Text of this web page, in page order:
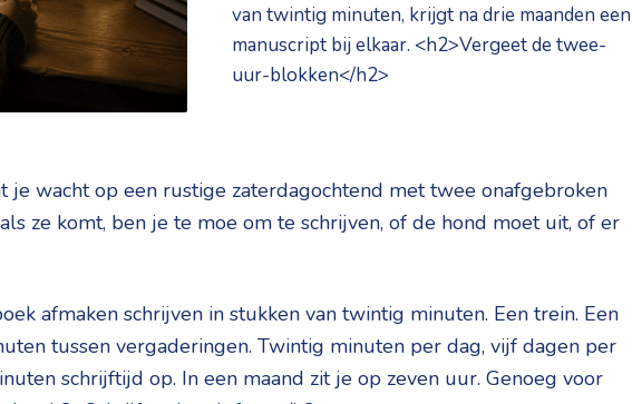
van twintig minuten, krijgt na drie maanden een
manuscript bij elkaar. <h2>Vergeet de twee-
uur-blokken</h2>
je wacht op een rustige zaterdagochtend met twee onafgebroken
ze komt, ben je te moe om te schrijven, of de hond moet uit, of er
afmaken schrijven in stukken van twintig minuten. Een trein. Een
tussen vergaderingen. Twintig minuten per dag, vijf dagen per
schrijftijd op. In een maand zit je op zeven uur. Genoeg voor